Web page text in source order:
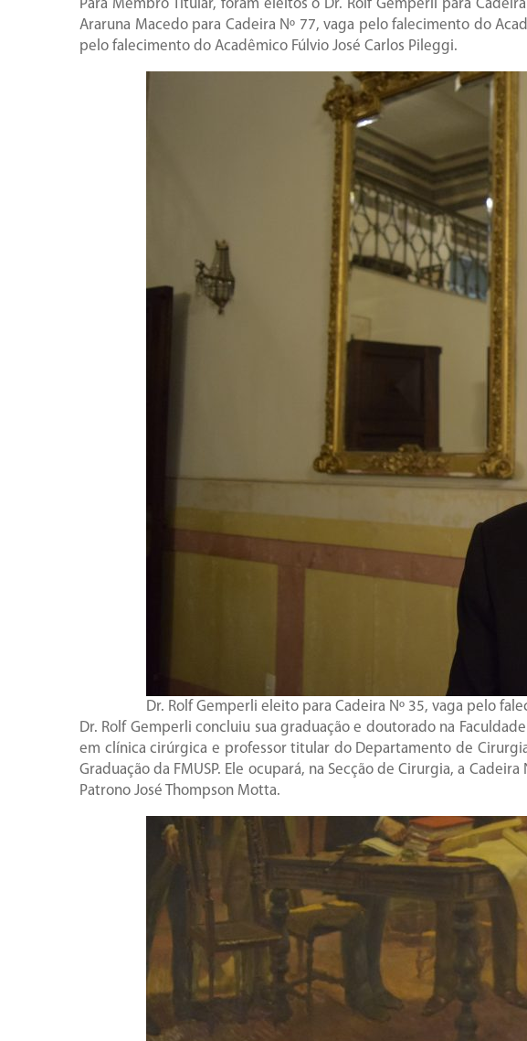
Para Membro Titular, foram eleitos o Dr. Rolf Gemperli para
Araruna Macedo para Cadeira Nº 77, vaga pelo falecimento do
pelo falecimento do Acadêmico Fúlvio José Carlos Pileggi.
Dr. Rolf Gemperli eleito para Cadeira Nº 35, vaga pelo
Dr. Rolf Gemperli concluiu sua graduação e doutorado na
em clínica cirúrgica e professor titular do Departamento de
Graduação da FMUSP. Ele ocupará, na Secção de Cirurgia, a
Patrono José Thompson Motta.